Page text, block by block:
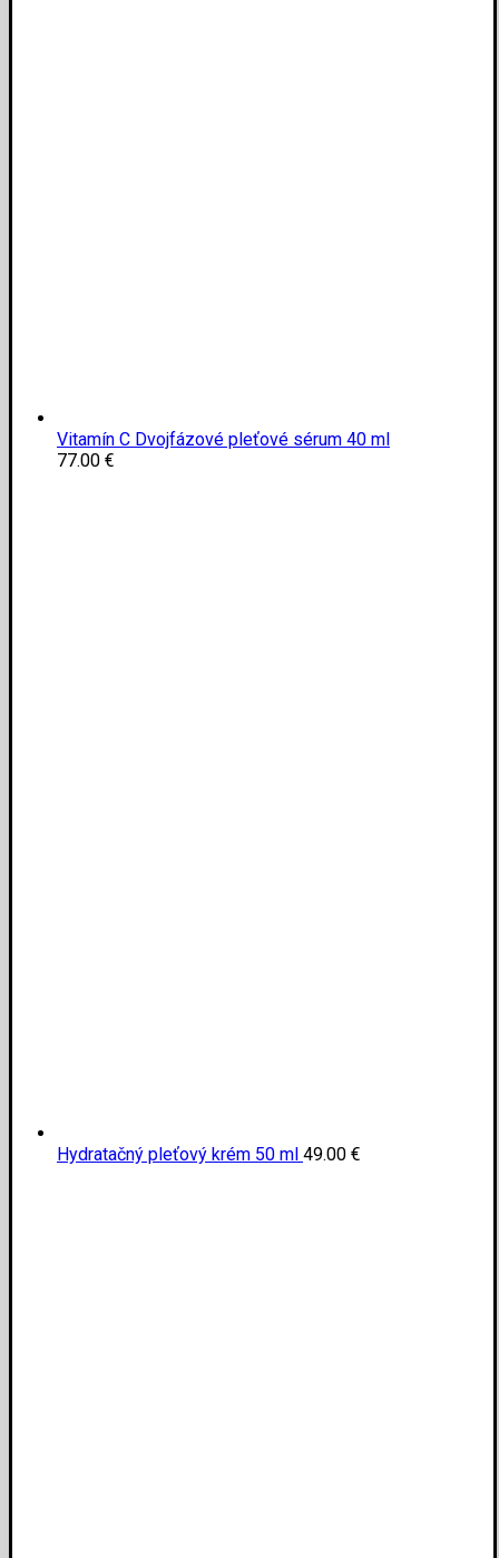
Vitamín C Dvojfázové pleťové sérum 40 ml
77.00 €
Hydratačný pleťový krém 50 ml 49.00 €